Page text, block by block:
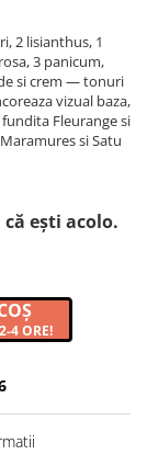
2 lisianthus, 1
3 panicum,
si crem — tonuri
vizual baza,
Fleurange si
si Satu
ești acolo.
4 ORE!